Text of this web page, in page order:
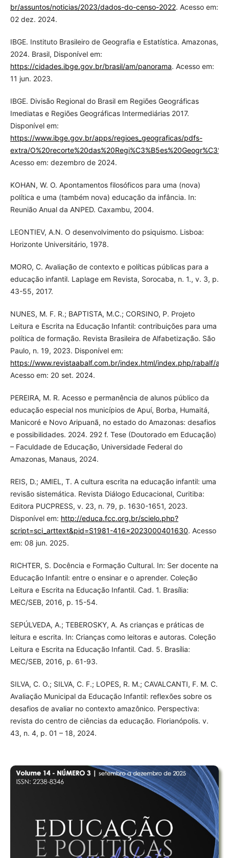
br/assuntos/noticias/2023/dados-do-censo-2022. Acesso em:
02 dez. 2024.
IBGE. Instituto Brasileiro de Geografia e Estatística. Amazonas,
2024. Brasil, Disponível em:
https://cidades.ibge.gov.br/brasil/am/panorama. Acesso em:
11 jun. 2023.
IBGE. Divisão Regional do Brasil em Regiões Geográficas
Imediatas e Regiões Geográficas Intermediárias 2017.
Disponível em:
https://www.ibge.gov.br/apps/regioes_geograficas/pdfs-
extra/
Acesso em: dezembro de 2024.
KOHAN, W. O. Apontamentos filosóficos para uma (nova)
política e uma (também nova) educação da infância. In:
Reunião Anual da ANPED. Caxambu, 2004.
LEONTIEV, A.N. O desenvolvimento do psiquismo. Lisboa:
Horizonte Universitário, 1978.
MORO, C. Avaliação de contexto e políticas públicas para a
educação infantil. Laplage em Revista, Sorocaba, n. 1., v. 3, p.
43-55, 2017.
NUNES, M. F. R.; BAPTISTA, M.C.; CORSINO, P. Projeto
Leitura e Escrita na Educação Infantil: contribuições para uma
política de formação. Revista Brasileira de Alfabetização. São
Paulo, n. 19, 2023. Disponível em:
https://www.revistaabalf.com.br/index.html/index.php/rabalf/
Acesso em: 20 set. 2024.
PEREIRA, M. R. Acesso e permanência de alunos público da
educação especial nos municípios de Apuí, Borba, Humaitá,
Manicoré e Novo Aripuanã, no estado do Amazonas: desafios
e possibilidades. 2024. 292 f. Tese (Doutorado em Educação)
– Faculdade de Educação, Universidade Federal do
Amazonas, Manaus, 2024.
REIS, D.; AMIEL, T. A cultura escrita na educação infantil: uma
revisão sistemática. Revista Diálogo Educacional, Curitiba:
Editora PUCPRESS, v. 23, n. 79, p. 1630-1651, 2023.
Disponível em: http://educa.fcc.org.br/scielo.php?
script=sci_arttext&pid=S1981-416x2023000401630. Acesso
em: 08 jun. 2025.
RICHTER, S. Docência e Formação Cultural. In: Ser docente na
Educação Infantil: entre o ensinar e o aprender. Coleção
Leitura e Escrita na Educação Infantil. Cad. 1. Brasília:
MEC/SEB, 2016, p. 15-54.
SEPÚLVEDA, A.; TEBEROSKY, A. As crianças e práticas de
leitura e escrita. In: Crianças como leitoras e autoras. Coleção
Leitura e Escrita na Educação Infantil. Cad. 5. Brasília:
MEC/SEB, 2016, p. 61-93.
SILVA, C. O.; SILVA, C. F.; LOPES, R. M.; CAVALCANTI, F. M. C.
Avaliação Municipal da Educação Infantil: reflexões sobre os
desafios de avaliar no contexto amazônico. Perspectiva:
revista do centro de ciências da educação. Florianópolis. v.
43, n. 4, p. 01 – 18, 2024.